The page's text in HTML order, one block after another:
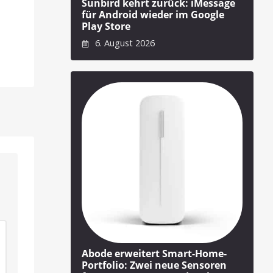
Sunbird kehrt zurück: iMessage
für Android wieder im Google
Play Store
6. August 2026
Abode erweitert Smart-Home-
Portfolio: Zwei neue Sensoren